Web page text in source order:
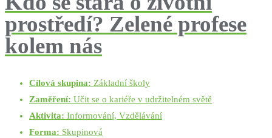
prostředí? Zelené profese
kolem nás
Cílová skupina: Základní školy
Zaměření: Učit se o kariéře v udržitelném světě
Aktivita: Informování, Vzdělávání
Forma: Skupinová